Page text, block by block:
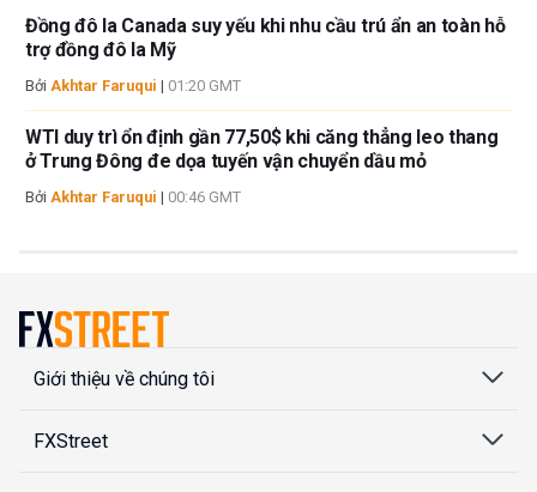
Đồng đô la Canada suy yếu khi nhu cầu trú ẩn an toàn hỗ
trợ đồng đô la Mỹ
Bởi Akhtar Faruqui | 01:20 GMT
WTI duy trì ổn định gần 77,50$ khi căng thẳng leo thang
ở Trung Đông đe dọa tuyến vận chuyển dầu mỏ
Bởi Akhtar Faruqui | 00:46 GMT
Giới thiệu về chúng tôi
FXStreet